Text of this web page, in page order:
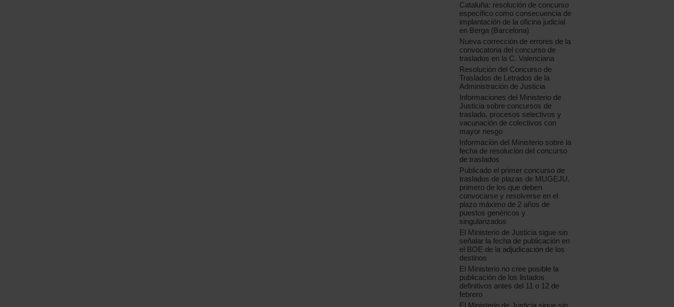
Cataluña: resolución de concurso
específico como consecuencia de
implantación de la oficina judicial
en Berga (Barcelona)
Nueva corrección de errores de la
convocatoria del concurso de
traslados en la C. Valenciana
Resolución del Concurso de
Traslados de Letrados de la
Administración de Justicia
Informaciones del Ministerio de
Justicia sobre concursos de
traslado, procesos selectivos y
vacunación de colectivos con
mayor riesgo
Información del Ministerio sobre la
fecha de resolución del concurso
de traslados
Publicado el primer concurso de
traslados de plazas de MUGEJU.
primero de los que deben
convocarse y resolverse en el
plazo máximo de 2 años de
puestos genéricos y
singularizados
El Ministerio de Justicia sigue sin
señalar la fecha de publicación en
el BOE de la adjudicación de los
destinos
El Ministerio no cree posible la
publicación de los listados
definitivos antes del 11 o 12 de
febrero